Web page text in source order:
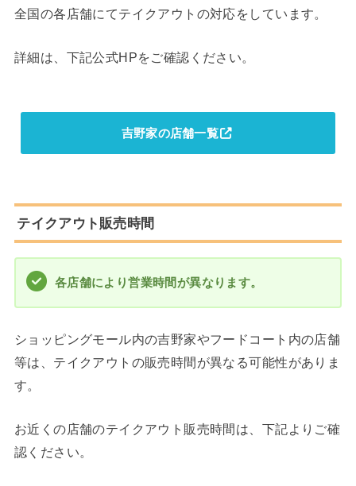
全国の各店舗にてテイクアウトの対応をしています。
詳細は、下記公式HPをご確認ください。
吉野家の店舗一覧
テイクアウト販売時間
各店舗により営業時間が異なります。
ショッピングモール内の吉野家やフードコート内の店舗
等は、テイクアウトの販売時間が異なる可能性がありま
す。
お近くの店舗のテイクアウト販売時間は、下記よりご確
認ください。